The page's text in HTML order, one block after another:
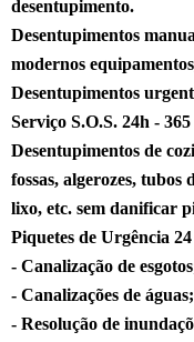
desentupimento.
Desentupimentos
modernos
Desentupimentos
Serviço S.O.S. 24h -
Desentupimentos de
fossas, algerozes,
lixo, etc. sem danificar
Piquetes de Urgência
- Canalização de
- Canalizações de águas;
- Resolução de